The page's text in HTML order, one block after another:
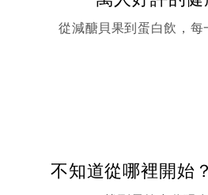
從減醣貝果到蛋白飲，
不知道從哪裡開始